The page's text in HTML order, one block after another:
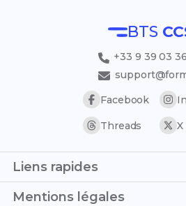
BTS
+33 9 39 03
Facebook
Threads
Liens rapides
Page d'accueil
Mentions légales